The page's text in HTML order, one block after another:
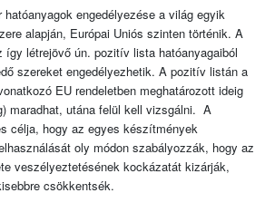
engedélyezése a világ egyik
alapján, Európai Uniós szinten történik. A
így létrejövő ún. pozitív lista hatóanyagaiból
szereket engedélyezhetik. A pozitív listán a
EU rendeletben meghatározott ideig
maradhat, utána felül kell vizsgálni. A
célja, hogy az egyes készítmények
oly módon szabályozzák, hogy az
veszélyeztetésének kockázatát kizárják,
csökkentsék.